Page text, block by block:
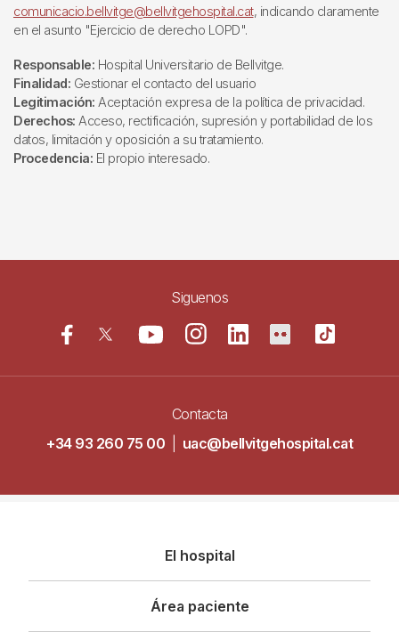
comunicacio.bellvitge@bellvitgehospital.cat, indicando claramente
en el asunto "Ejercicio de derecho LOPD".
Responsable: Hospital Universitario de Bellvitge.
Finalidad: Gestionar el contacto del usuario
Legitimación: Aceptación expresa de la política de privacidad.
Derechos: Acceso, rectificación, supresión y portabilidad de los
datos, limitación y oposición a su tratamiento.
Procedencia: El propio interesado.
Siguenos
Contacta
+34 93 260 75 00
uac@bellvitgehospital.cat
principal
El hospital
Área paciente